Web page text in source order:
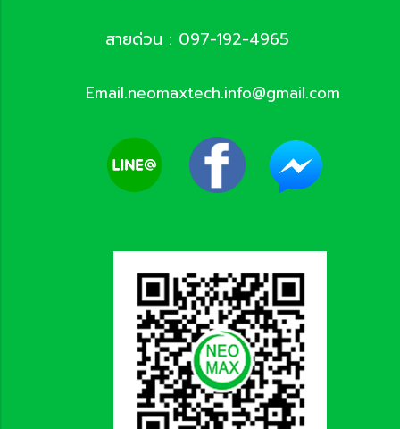
สายด่วน : 097-192-4965
Email.neomaxtech.info@gmail.com